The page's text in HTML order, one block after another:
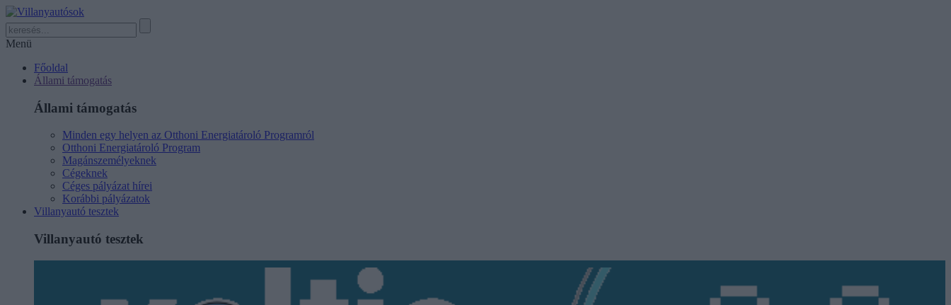
Menü
Főoldal
Állami támogatás
Állami támogatás
Minden egy helyen az Otthoni Energiatároló Programról
Otthoni Energiatároló Program
Magánszemélyeknek
Cégeknek
Céges pályázat hírei
Korábbi pályázatok
Villanyautó tesztek
Villanyautó tesztek